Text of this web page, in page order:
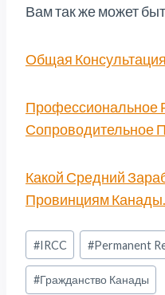
Вам так же может
Общая Консультация
Профессиональное
Сопроводительное
Какой Средний
Провинциям Канады.
Метки
записи:
#IRCC #Permanent
#Гражданство Канады